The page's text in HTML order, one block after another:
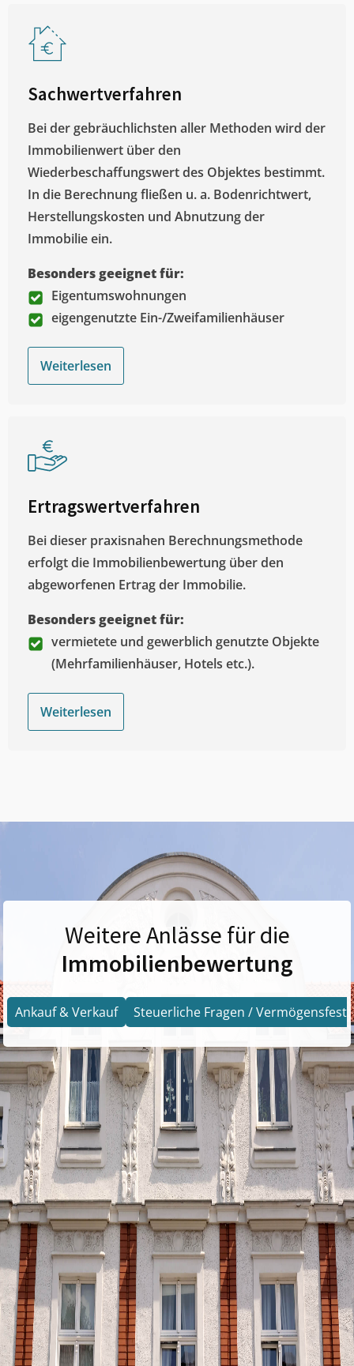
Sachwertverfahren
Bei der gebräuchlichsten aller Methoden wird der
Immobilienwert über den
Wiederbeschaffungswert des Objektes bestimmt.
In die Berechnung fließen u. a. Bodenrichtwert,
Herstellungskosten und Abnutzung der
Immobilie ein.
Besonders geeignet für:
Eigentumswohnungen
eigengenutzte Ein-/Zweifamilienhäuser
Weiterlesen
Ertragswertverfahren
Bei dieser praxisnahen Berechnungsmethode
erfolgt die Immobilienbewertung über den
abgeworfenen Ertrag der Immobilie.
Besonders geeignet für:
vermietete und gewerblich genutzte Objekte
(Mehrfamilienhäuser, Hotels etc.).
Weiterlesen
Weitere Anlässe für die
Immobilienbewertung
Ankauf & Verkauf Steuerliche Fragen /